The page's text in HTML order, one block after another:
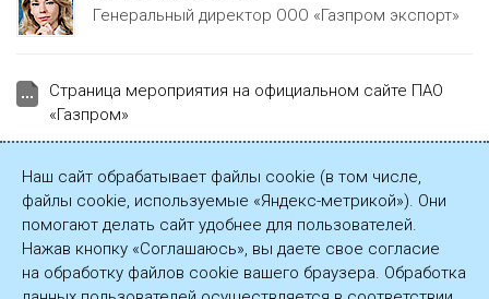
Генеральный директор ООО «Газпром экспорт»
Страница мероприятия на официальном сайте ПАО
«Газпром»
Презентация
Стенограмма пресс-конференции
Наш сайт обрабатывает файлы cookie (в том числе,
файлы cookie, используемые «Яндекс-метрикой»). Они
помогают делать сайт удобнее для пользователей.
Нажав кнопку «Соглашаюсь», вы даете свое согласие
на обработку файлов cookie вашего браузера. Обработка